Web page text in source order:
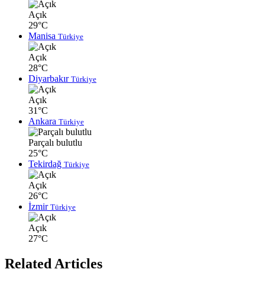
Açık
29°C
Manisa Türkiye
Açık
28°C
Diyarbakır Türkiye
Açık
31°C
Ankara Türkiye
Parçalı bulutlu
25°C
Tekirdağ Türkiye
Açık
26°C
İzmir Türkiye
Açık
27°C
Related Articles